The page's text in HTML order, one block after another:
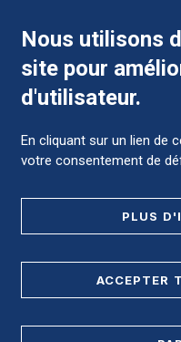
Comment préparer
Nous utilisons
site pour
d'utilisateur.
En cliquant sur un lien de
votre consentement de
PLUS
ACCEPTER